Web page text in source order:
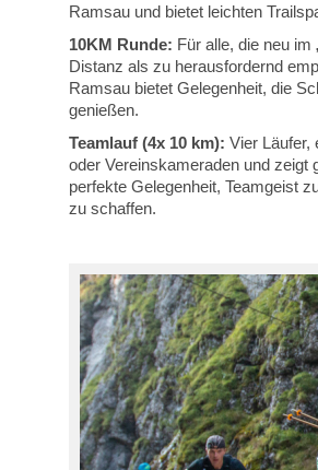
Ramsau und bietet leichten
10KM Runde: Für alle, die neu im
Distanz als zu herausfordernd
Ramsau bietet Gelegenheit, die
genießen.
Teamlauf (4x 10 km): Vier Läufer,
oder Vereinskameraden und
perfekte Gelegenheit, Teamgeist
zu schaffen.